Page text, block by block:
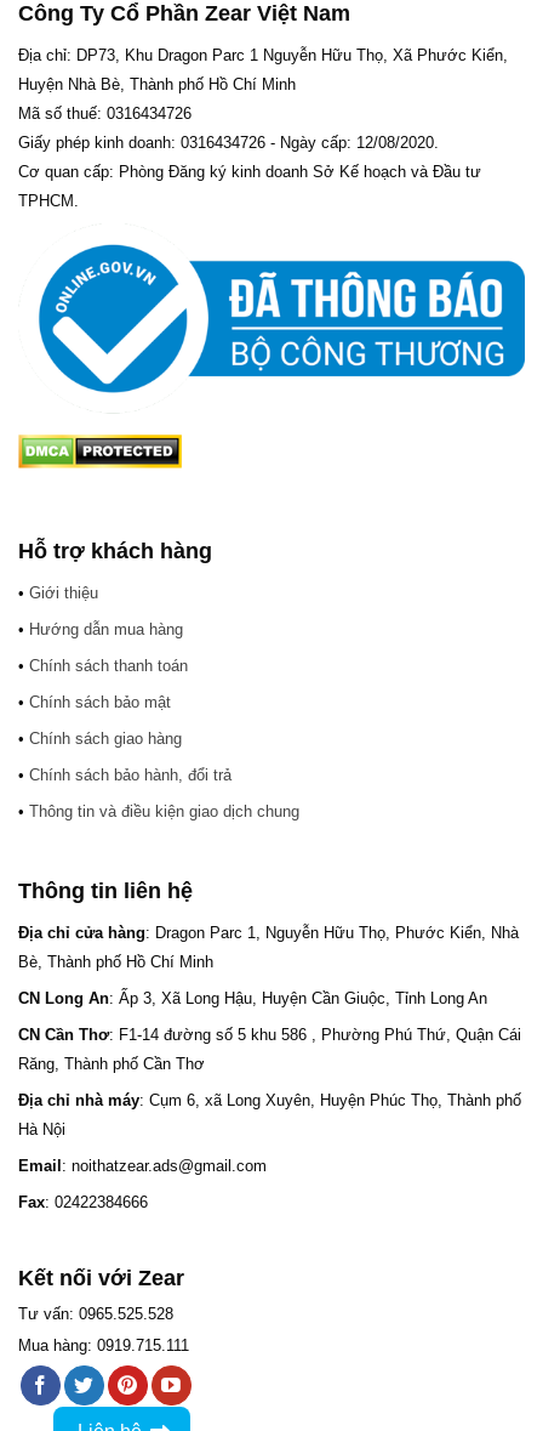
Công Ty Cổ Phần Zear Việt Nam
Địa chỉ: DP73, Khu Dragon Parc 1 Nguyễn Hữu Thọ, Xã Phước Kiển,
Huyện Nhà Bè, Thành phố Hồ Chí Minh
Mã số thuế: 0316434726
Giấy phép kinh doanh: 0316434726 - Ngày cấp: 12/08/2020.
Cơ quan cấp: Phòng Đăng ký kinh doanh Sở Kế hoạch và Đầu tư
TPHCM.
Hỗ trợ khách hàng
• Giới thiệu
• Hướng dẫn mua hàng
• Chính sách thanh toán
• Chính sách bảo mật
• Chính sách giao hàng
• Chính sách bảo hành, đổi trả
• Thông tin và điều kiện giao dịch chung
Thông tin liên hệ
Địa chỉ cửa hàng: Dragon Parc 1, Nguyễn Hữu Thọ, Phước Kiển, Nhà
Bè, Thành phố Hồ Chí Minh
CN Long An: Ấp 3, Xã Long Hậu, Huyện Cần Giuộc, Tỉnh Long An
CN Cần Thơ: F1-14 đường số 5 khu 586 , Phường Phú Thứ, Quận Cái
Răng, Thành phố Cần Thơ
Địa chỉ nhà máy: Cụm 6, xã Long Xuyên, Huyện Phúc Thọ, Thành phố
Hà Nội
Email: noithatzear.ads@gmail.com
Fax: 02422384666
Kết nối với Zear
Tư vấn: 0965.525.528
Mua hàng: 0919.715.111